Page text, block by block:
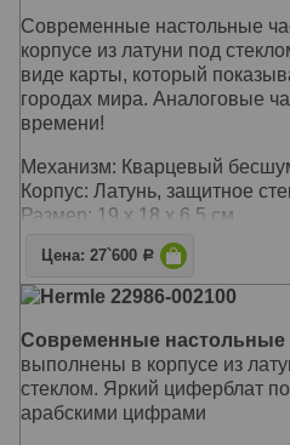
Современные настольные
корпусе из латуни под
виде карты, который
городах мира. Аналоговые
времени!
Механизм: Кварцевый
Корпус: Латунь, защитное
Размер: 19 х 18 х 6,5 см
Цена: 27`600 Р
Hermle 22986-002100
Современные настольные
выполнены в корпусе из
стеклом. Яркий циферблат
арабскими цифрами